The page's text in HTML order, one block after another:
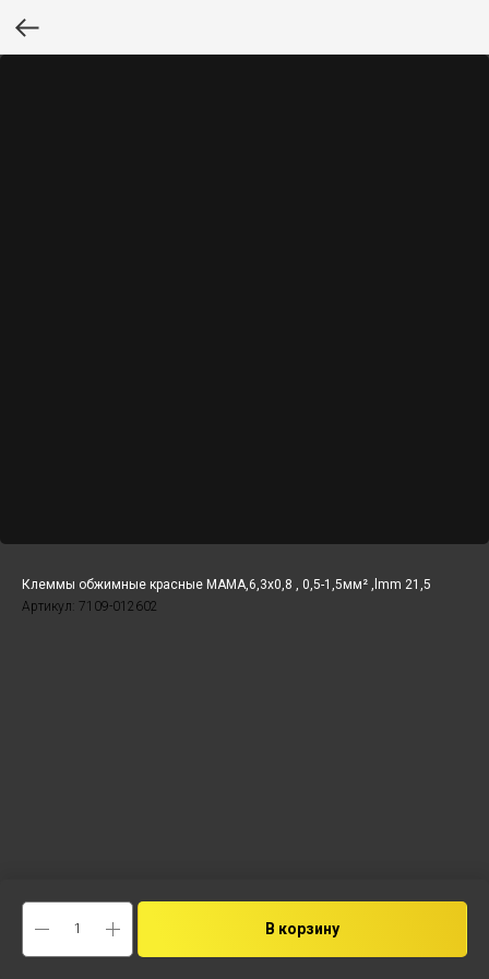
Клеммы обжимные красные МАМА,6,3x0,8 , 0,5-1,5мм² ,lmm 21,5
Артикул: 7109-012602
В корзину